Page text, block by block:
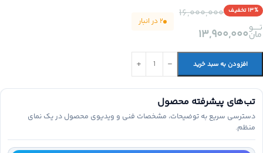
۱۳% تخفیف ۱۶,۰۰۰,۰۰۰
۱۳,۹۰۰,۰۰۰
۲ در انبار
افزودن به سبد خرید
تب‌های پیشرفته محصول
دسترسی سریع به توضیحات، مشخصات فنی و ویدیوی محصول در یک نمای
منظم.